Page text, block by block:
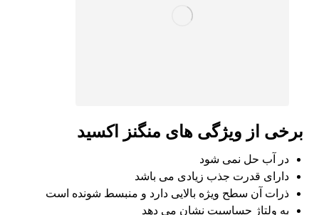
برخی از ویژگی های منگنز اکسید
در آب حل نمی شود
دارای قدرت جذب زیادی می باشد
ذرات آن سطح ویژه بالایی دارد و منبسط شونده است
به ولتاژ حساسیت نشان می دهد